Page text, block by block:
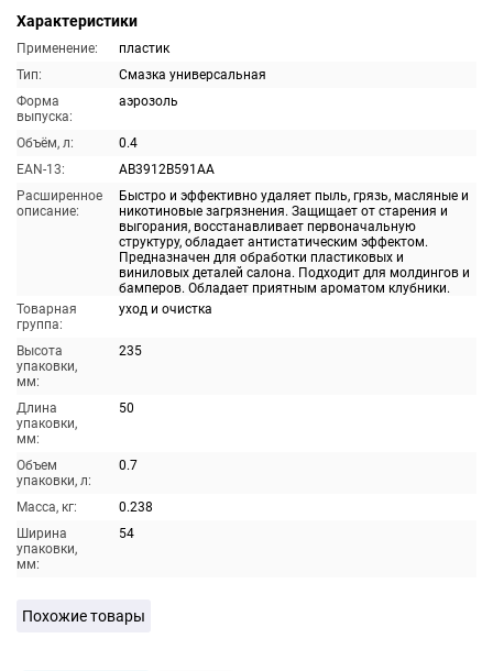
Характеристики
Применение:
пластик
Тип:
Смазка универсальная
Форма
выпуска:
аэрозоль
Объём, л:
0.4
EAN-13:
AB3912B591AA
Расширенное
описание:
Быстро и эффективно удаляет пыль, грязь, масляные и
никотиновые загрязнения. Защищает от старения и
выгорания, восстанавливает первоначальную
структуру, обладает антистатическим эффектом.
Предназначен для обработки пластиковых и
виниловых деталей салона. Подходит для молдингов и
бамперов. Обладает приятным ароматом клубники.
Товарная
группа:
уход и очистка
Высота
упаковки,
мм:
235
Длина
упаковки,
мм:
50
Объем
упаковки, л:
0.7
Масса, кг:
0.238
Ширина
упаковки,
мм:
54
Похожие товары